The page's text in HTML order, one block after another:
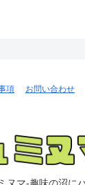
項 お問い合わせ
ヌマ-趣味の沼に